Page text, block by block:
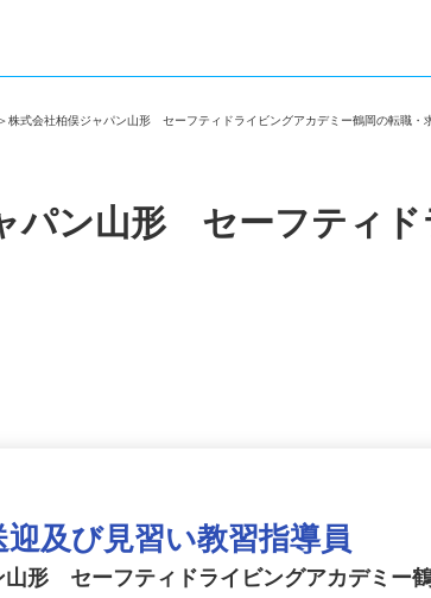
＞株式会社柏俣ジャパン山形 セーフティドライビングアカデミー鶴岡の転職
パン山形 セーフティ
迎及び見習い教習指導員
山形 セーフティドライビングアカデミー